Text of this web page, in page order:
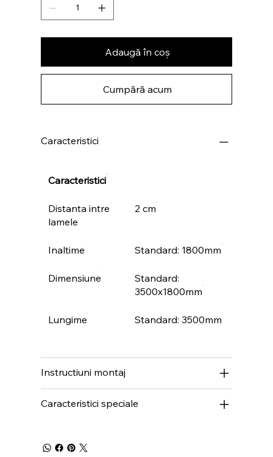
Adaugă în coș
Cumpără acum
Caracteristici
Caracteristici
Distanta intre
lamele
2 cm
Inaltime Standard: 1800mm
Dimensiune
Standard:
3500x1800mm
Lungime Standard: 3500mm
Instructiuni montaj
Caracteristici speciale